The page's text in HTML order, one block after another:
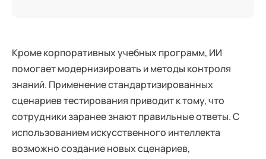
по развитию команд,
переговорных и
управленческих навыков.
сессий и фасилитаций.
Эксперт кафедр "Технологии
"Бизнес-тренинги" Академии
социальных технологий.
Кроме корпоративных учебных программ, ИИ
помогает модернизировать и методы контроля
знаний. Применение стандартизированных
сценариев тестирования приводит к тому, что
сотрудники заранее знают правильные ответы. С
использованием искусственного интеллекта
возможно создание новых сценариев,